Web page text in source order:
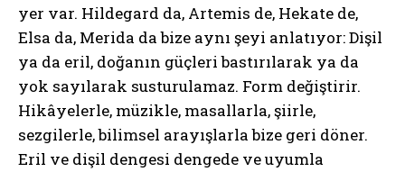
yer var. Hildegard da, Artemis de, Hekate de,
Elsa da, Merida da bize aynı şeyi anlatıyor: Dişil
ya da eril, doğanın güçleri bastırılarak ya da
yok sayılarak susturulamaz. Form değiştirir.
Hikâyelerle, müzikle, masallarla, şiirle,
sezgilerle, bilimsel arayışlarla bize geri döner.
Eril ve dişil dengesi dengede ve uyumla